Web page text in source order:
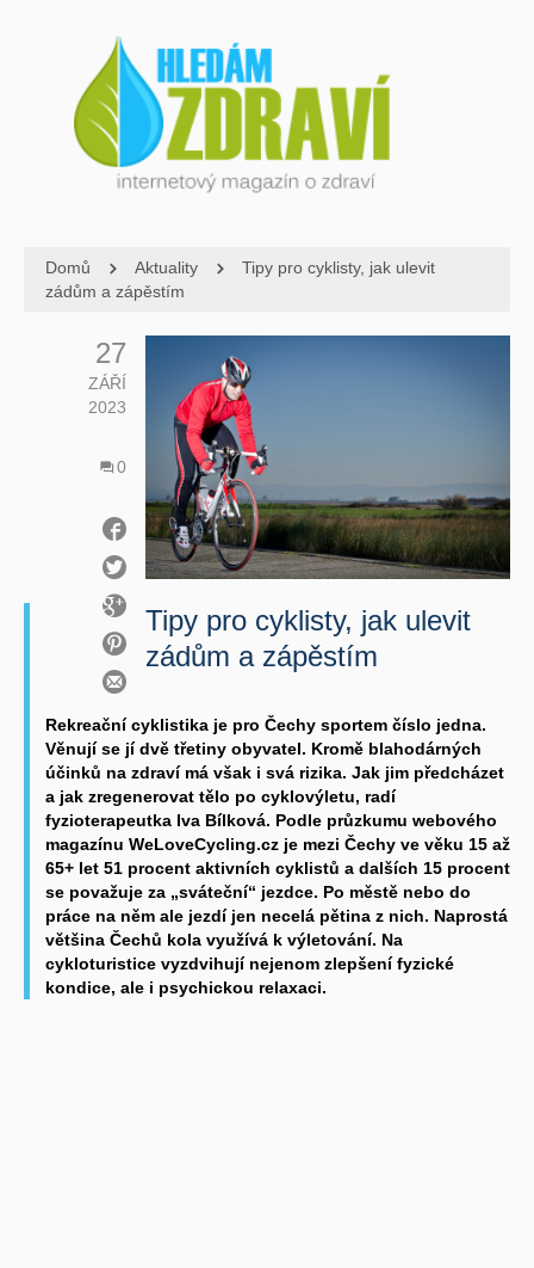
Domů Aktuality
Tipy pro cyklisty, jak ulevit
zádům a zápěstím
27
ZÁŘÍ
2023
0
Tipy pro cyklisty, jak ulevit
zádům a zápěstím
Rekreační cyklistika je pro Čechy sportem číslo jedna.
Věnují se jí dvě třetiny obyvatel. Kromě blahodárných
účinků na zdraví má však i svá rizika. Jak jim předcházet
a jak zregenerovat tělo po cyklovýletu, radí
fyzioterapeutka Iva Bílková. Podle průzkumu webového
magazínu WeLoveCycling.cz je mezi Čechy ve věku 15 až
65+ let 51 procent aktivních cyklistů a dalších 15 procent
se považuje za „sváteční“ jezdce. Po městě nebo do
práce na něm ale jezdí jen necelá pětina z nich. Naprostá
většina Čechů kola využívá k výletování. Na
cykloturistice vyzdvihují nejenom zlepšení fyzické
kondice, ale i psychickou relaxaci.